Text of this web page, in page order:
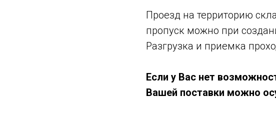
Проезд на территорию
пропуск можно при
Разгрузка и приемка
Если у Вас нет
Вашей поставки можно